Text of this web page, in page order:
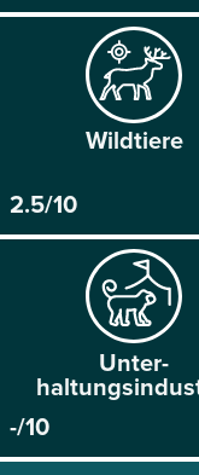
Wild­tiere
2.5/10
Unter­
-/10